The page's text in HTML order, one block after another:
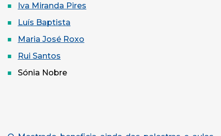
Iva Miranda Pires
Luís Baptista
Maria José Roxo
Rui Santos
Sónia Nobre